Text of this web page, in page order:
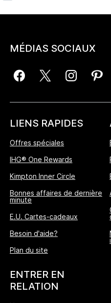
MÉDIAS SOCIAUX
LIENS RAPIDES
Offres spéciales
IHG® One Rewards
Kimpton Inner Circle
Bonnes affaires de dernière
minute
E.U. Cartes-cadeaux
Besoin d'aide?
Plan du site
ENTRER EN
RELATION
L'Avantage
MEILLEUR TARIF GARANTI
Nous vous promettons